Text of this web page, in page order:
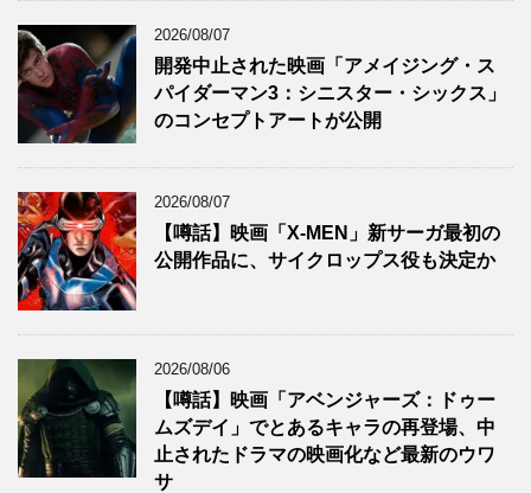
2026/08/07
開発中止された映画「アメイジング・ス
パイダーマン3：シニスター・シックス」
のコンセプトアートが公開
2026/08/07
【噂話】映画「X-MEN」新サーガ最初の
公開作品に、サイクロップス役も決定か
2026/08/06
【噂話】映画「アベンジャーズ：ドゥー
ムズデイ」でとあるキャラの再登場、中
止されたドラマの映画化など最新のウワ
サ